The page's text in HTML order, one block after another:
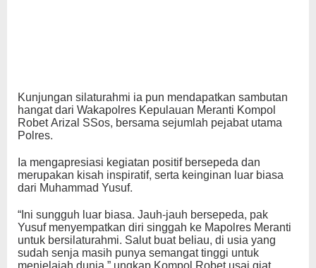
Kunjungan silaturahmi ia pun mendapatkan sambutan
hangat dari Wakapolres Kepulauan Meranti Kompol
Robet Arizal SSos, bersama sejumlah pejabat utama
Polres.
Ia mengapresiasi kegiatan positif bersepeda dan
merupakan kisah inspiratif, serta keinginan luar biasa
dari Muhammad Yusuf.
“Ini sungguh luar biasa. Jauh-jauh bersepeda, pak
Yusuf menyempatkan diri singgah ke Mapolres Meranti
untuk bersilaturahmi. Salut buat beliau, di usia yang
sudah senja masih punya semangat tinggi untuk